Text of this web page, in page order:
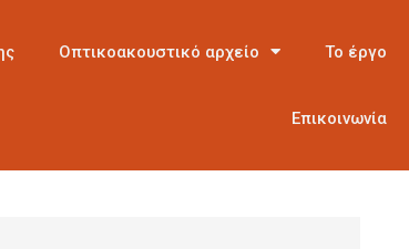
Οπτικοακουστικό αρχείο Το έργο
Επικοινωνία